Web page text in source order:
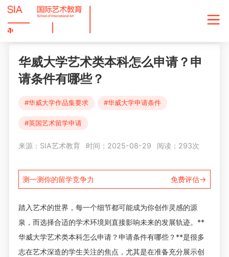
华威大学艺术类本科怎么申请？申
请条件有哪些？
#华威大学作品集要求 #华威大学申请条件
#英国艺术留学申请
来源：SIA艺术教育 时间：2025-08-29 阅读：293次
免费评估→
测一测你的留学竞争力
踏入艺术的世界，每一个细节都可能成为你创作灵感的源
泉，而选择合适的学术环境则直接影响未来的发展轨迹。**
华威大学艺术类本科怎么申请？申请条件有哪些？ **是很多
志在艺术深造的学生关注的焦点，尤其是在准备充分展示创